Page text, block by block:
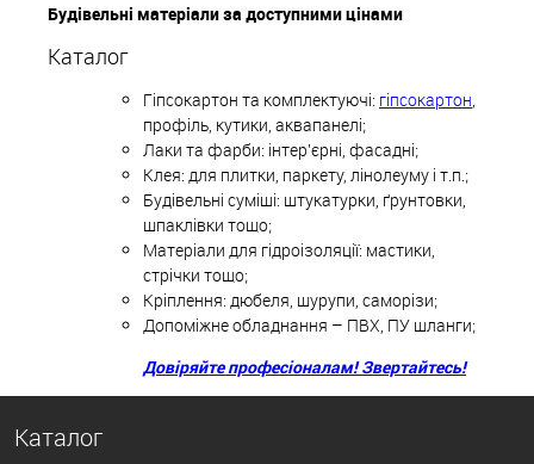
Будівельні матеріали за доступними цінами
Каталог
Гіпсокартон та комплектуючі: гіпсокартон
профіль, кутики, аквапанелі;
Лаки та фарби: інтер'єрні, фасадні;
Клея: для плитки, паркету, лінолеуму і т.п.;
Будівельні суміші: штукатурки, ґрунтовки,
шпаклівки тощо;
Матеріали для гідроізоляції: мастики,
стрічки тощо;
Кріплення: дюбеля, шурупи, саморізи;
Допоміжне обладнання – ПВХ, ПУ шланги;
Довіряйте професіоналам! Звертайтесь!
Каталог